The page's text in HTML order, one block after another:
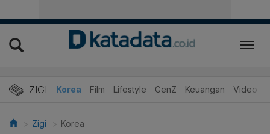
ZIGI
Hits Korea Film Lifestyle GenZ Keuangan Video
Zigi Korea